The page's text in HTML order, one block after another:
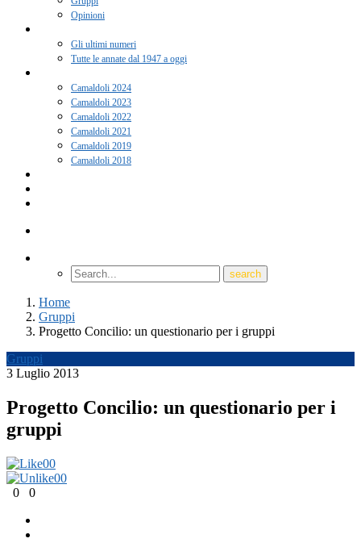
Opinioni
Gli ultimi numeri
Tutte le annate dal 1947 a oggi
Camaldoli 2024
Camaldoli 2023
Camaldoli 2022
Camaldoli 2021
Camaldoli 2019
Camaldoli 2018
Home
Gruppi
Progetto Concilio: un questionario per i gruppi
Gruppi
3 Luglio 2013
Progetto Concilio: un questionario per i
gruppi
00
00
0
0